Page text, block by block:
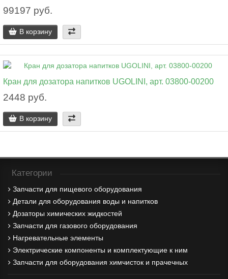
99197 руб.
В корзину
Кран для дозатора напитков UGOLINI, арт. 03800-00200
2448 руб.
В корзину
Категории
Запчасти для пищевого оборудования
Детали для оборудования воды и напитков
Дозаторы химических жидкостей
Запчасти для газового оборудования
Нагревательные элементы
Электрические компоненты и комплектующие к ним
Запчасти для оборудования химчисток и прачечных